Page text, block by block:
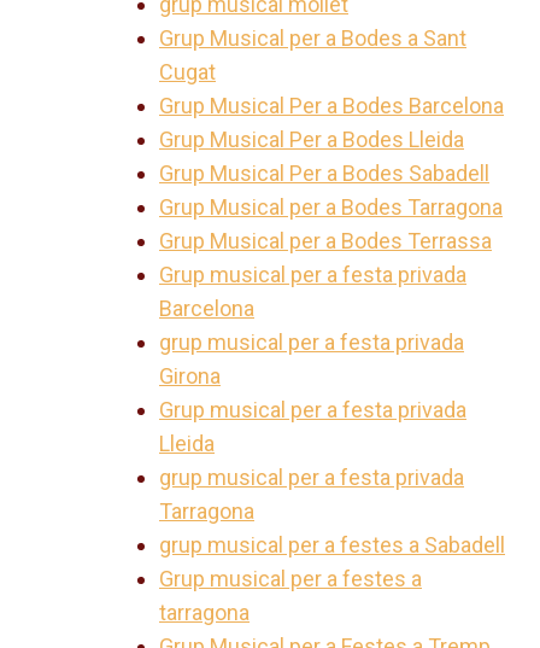
Grup Musical per a Bodes a Sant
Cugat
Grup Musical Per a Bodes Barcelona
Grup Musical Per a Bodes Lleida
Grup Musical Per a Bodes Sabadell
Grup Musical per a Bodes Tarragona
Grup Musical per a Bodes Terrassa
Grup musical per a festa privada
Barcelona
grup musical per a festa privada
Girona
Grup musical per a festa privada
Lleida
grup musical per a festa privada
Tarragona
grup musical per a festes a Sabadell
Grup musical per a festes a
tarragona